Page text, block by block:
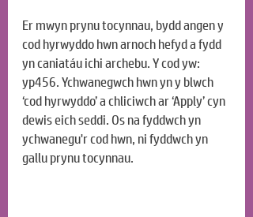
Er mwyn prynu tocynnau, bydd angen y
cod hyrwyddo hwn arnoch hefyd a fydd
yn caniatáu ichi archebu. Y cod yw:
yp456. Ychwanegwch hwn yn y blwch
‘cod hyrwyddo’ a chliciwch ar ‘Apply’ cyn
dewis eich seddi. Os na fyddwch yn
ychwanegu'r cod hwn, ni fyddwch yn
gallu prynu tocynnau.